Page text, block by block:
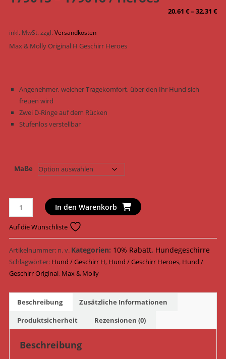
20,61€–32,31€
inkl. MwSt. zzgl. Versandkosten
Max & Molly Original H Geschirr Heroes
Angenehmer, weicher Tragekomfort, über den Ihr Hund sich
freuen wird
Zwei D-Ringe auf dem Rücken
Stufenlos verstellbar
Maße
Max
&
Molly
Hundegeschirr
Original
H
Geschirr
179013
179016
/
Heroes
In den Warenkorb
Auf die Wunschliste
Artikelnummer: n. v. Kategorien: 10% Rabatt, Hundegeschirre
Schlagwörter: Hund / Geschirr H, Hund / Geschirr Heroes, Hund /
Geschirr Original, Max & Molly
Beschreibung
Zusätzliche Informationen
Produktsicherheit
Rezensionen (0)
Beschreibung